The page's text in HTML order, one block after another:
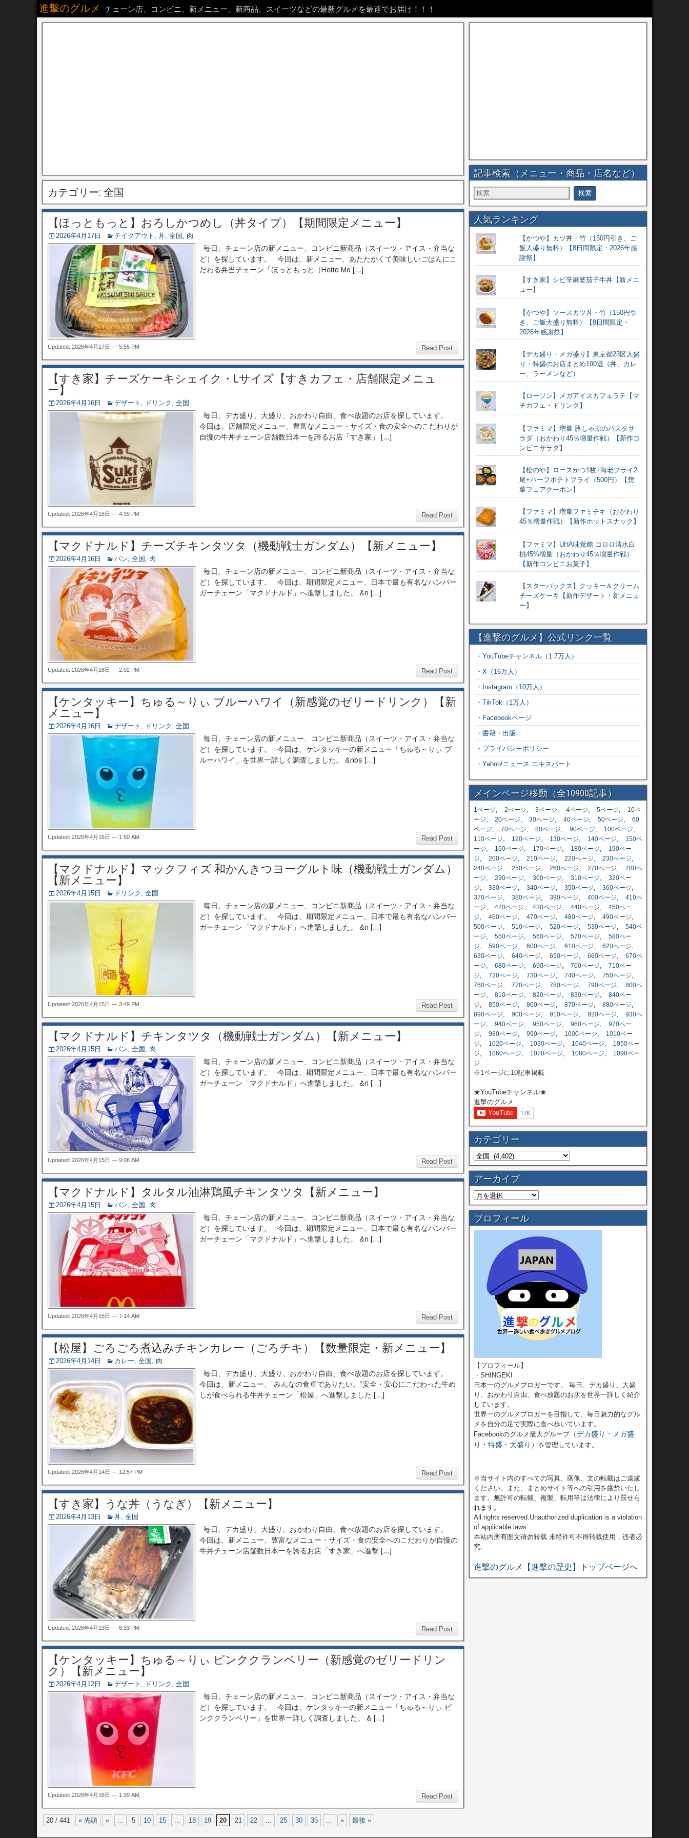
進撃のグルメ チェーン店、コンビニ、新メニュー、新商品、スイーツなどの最新グルメを最速でお届け！！！
カテゴリー: 全国
【ほっともっと】おろしかつめし（丼タイプ）【期間限定メニュー】
2026年4月17日 テイクアウト , 丼, 全国 , 肉
毎日、チェーン店の新メニュー、コンビニ新商品（スイーツ・アイス・弁当な
ど）を探しています。 今回は、新メニュー、あたたかくて美味しいごはんにこ
だわる弁当チェーン「ほっともっと（Hotto Mo […]
Read Post
Updated: 2026年4月17日 — 5:55 PM
【すき家】チーズケーキシェイク・Lサイズ【すきカフェ・店舗限定メニュ
ー】
2026年4月16日 デザート , ドリンク , 全国
毎日、デカ盛り、大盛り、おかわり自由、食べ放題のお店を探しています。
今回は、店舗限定メニュー、豊富なメニュー・サイズ・食の安全へのこだわりが
自慢の牛丼チェーン店舗数日本一を誇るお店「すき家」 […]
Read Post
Updated: 2026年4月16日 — 4:39 PM
【マクドナルド】チーズチキンタツタ（機動戦士ガンダム）【新メニュー】
2026年4月16日 パン, 全国 , 肉
毎日、チェーン店の新メニュー、コンビニ新商品（スイーツ・アイス・弁当な
ど）を探しています。 今回は、期間限定メニュー、日本で最も有名なハンバー
ガーチェーン「マクドナルド」へ進撃しました。 &n […]
Read Post
Updated: 2026年4月16日 — 2:02 PM
【ケンタッキー】ちゅる～りぃ ブルーハワイ（新感覚のゼリードリンク）【新
メニュー】
2026年4月16日 デザート , ドリンク , 全国
毎日、チェーン店の新メニュー、コンビニ新商品（スイーツ・アイス・弁当な
ど）を探しています。 今回は、ケンタッキーの新メニュー「ちゅる～りぃ ブ
ルーハワイ」を世界一詳しく調査しました。 &nbs […]
Read Post
Updated: 2026年4月16日 — 1:50 AM
【マクドナルド】マックフィズ 和かんきつヨーグルト味（機動戦士ガンダム）
【新メニュー】
2026年4月15日 ドリンク , 全国
毎日、チェーン店の新メニュー、コンビニ新商品（スイーツ・アイス・弁当な
ど）を探しています。 今回は、期間限定メニュー、日本で最も有名なハンバー
ガーチェーン「マクドナルド」へ進撃しました。 &n […]
Read Post
Updated: 2026年4月15日 — 3:49 PM
【マクドナルド】チキンタツタ（機動戦士ガンダム）【新メニュー】
2026年4月15日 パン, 全国 , 肉
毎日、チェーン店の新メニュー、コンビニ新商品（スイーツ・アイス・弁当な
ど）を探しています。 今回は、期間限定メニュー、日本で最も有名なハンバー
ガーチェーン「マクドナルド」へ進撃しました。 &n […]
Read Post
Updated: 2026年4月15日 — 9:08 AM
【マクドナルド】タルタル油淋鶏風チキンタツタ【新メニュー】
2026年4月15日 パン, 全国 , 肉
毎日、チェーン店の新メニュー、コンビニ新商品（スイーツ・アイス・弁当な
ど）を探しています。 今回は、期間限定メニュー、日本で最も有名なハンバー
ガーチェーン「マクドナルド」へ進撃しました。 &n […]
Read Post
Updated: 2026年4月15日 — 7:14 AM
【松屋】ごろごろ煮込みチキンカレー（ごろチキ）【数量限定・新メニュー】
2026年4月14日 カレー, 全国 , 肉
毎日、デカ盛り、大盛り、おかわり自由、食べ放題のお店を探しています。
今回は、新メニュー、”みんなの食卓でありたい。”安全・安心にこだわった牛め
しが食べられる牛丼チェーン「松屋」へ進撃しました […]
Read Post
Updated: 2026年4月14日 — 12:57 PM
【すき家】うな丼（うなぎ）【新メニュー】
2026年4月13日 丼, 全国
毎日、デカ盛り、大盛り、おかわり自由、食べ放題のお店を探しています。
今回は、新メニュー、豊富なメニュー・サイズ・食の安全へのこだわりが自慢の
牛丼チェーン店舗数日本一を誇るお店「すき家」へ進撃 […]
Read Post
Updated: 2026年4月13日 — 6:33 PM
【ケンタッキー】ちゅる～りぃ ピンククランベリー（新感覚のゼリードリン
ク）【新メニュー】
2026年4月12日 デザート , ドリンク , 全国
毎日、チェーン店の新メニュー、コンビニ新商品（スイーツ・アイス・弁当な
ど）を探しています。 今回は、ケンタッキーの新メニュー「ちゅる～りぃ ピ
ンククランベリー」を世界一詳しく調査しました。 & […]
Read Post
Updated: 2026年4月16日 — 1:39 AM
20 / 441 « 先頭 « ... 5 10 15 ... 18 19 20 21 22 ... 25 30 35 ... » 最後 »
記事検索（メニュー・商品・店名など）
人気ランキング
【かつや】カツ丼・竹（150円引き、ご
飯大盛り無料）【8日間限定・2026年感
謝祭】
【すき家】シビ辛麻婆茄子牛丼【新メニ
ュー】
【かつや】ソースカツ丼・竹（150円引
き、ご飯大盛り無料）【8日間限定・
2026年感謝祭】
【デカ盛り・メガ盛り】東京都23区大盛
り・特盛のお店まとめ100選（丼、カレ
ー、ラーメンなど）
【ローソン】メガアイスカフェラテ【マ
チカフェ・ドリンク】
【ファミマ】増量 豚しゃぶのパスタサ
ラダ（おかわり45％増量作戦）【新作コ
ンビニサラダ】
【松のや】ロースかつ1枚+海老フライ2
尾+ハーフポテトフライ（500円）【惣
菜フェアクーポン】
【ファミマ】増量ファミチキ（おかわり
45％増量作戦）【新作ホットスナック】
【ファミマ】UHA味覚糖 コロロ清水白
桃45%増量（おかわり45％増量作戦）
【新作コンビニお菓子】
【スターバックス】クッキー＆クリーム
チーズケーキ【新作デザート・新メニュ
ー】
【進撃のグルメ】公式リンク一覧
・ YouTubeチャンネル（1.7万人）
・ X（16万人）
・ Instagram（10万人）
・ TikTok（1万人）
・ Facebookページ
・ 書籍・出版
・ プライバシーポリシー
・ Yahoo!ニュース エキスパート
メインページ移動（全10900記事）
1ページ, 2ぺージ, 3ページ, 4ページ, 5ページ,
10ペ
ージ, 20ページ, 30ページ, 40ページ, 50ページ, 60
ページ, 70ページ, 80ページ, 90ページ, 100ページ,
110ページ, 120ページ, 130ページ, 140ページ,
150ペ
ージ, 160ページ, 170ページ, 180ページ,
190ペー
ジ, 200ページ, 210ページ, 220ページ, 230ページ,
240ページ, 250ページ, 260ページ, 270ページ, 280ペ
ージ, 290ページ, 300ページ, 310ページ, 320ペー
ジ, 330ページ, 340ページ, 350ページ, 360ページ,
370ページ, 380ページ, 390ページ, 400ページ, 410ペ
ージ, 420ページ, 430ページ, 440ページ, 450ペー
ジ, 460ページ, 470ページ, 480ページ, 490ページ,
500ページ, 510ページ, 520ページ, 530ページ, 540ペ
ージ, 550ページ, 560ページ, 570ページ, 580ペー
ジ, 590ページ, 600ページ, 610ページ, 620ページ,
630ページ, 640ページ, 650ページ, 660ページ, 670ペ
ージ, 680ページ, 690ページ, 700ページ, 710ペー
ジ, 720ページ, 730ページ, 740ページ, 750ページ,
760ページ, 770ページ, 780ページ, 790ページ, 800ペ
ージ, 810ページ, 820ページ, 830ページ, 840ペー
ジ, 850ページ, 860ページ, 870ページ, 880ページ,
890ページ, 900ページ, 910ページ, 920ページ, 930ペ
ージ, 940ページ, 950ページ, 960ページ, 970ペー
ジ, 980ページ, 990ページ, 1000ページ,
1010ペー
ジ, 1020ページ, 1030ページ, 1040ページ,
1050ペー
ジ, 1060ページ, 1070ページ, 1080ページ,
1090ペー
ジ
※1ページに10記事掲載
★YouTubeチャンネル★
進撃のグルメ
カテゴリー
アーカイブ
プロフィール
【プロフィール】
・SHINGEKI
日本一のグルメブロガーです。 毎日、デカ盛り、大盛
り、おかわり自由、食べ放題のお店を世界一詳しく紹介
しています。
世界一のグルメブロガーを目指して、毎日魅力的なグル
メを自分の足で実際に食べ歩いています。
Facebookのグルメ最大グループ（デカ盛り・メガ盛
り・特盛・大盛り） を管理しています。
※当サイト内のすべての写真、画像、文の転載はご遠慮
ください。また、まとめサイト等への引用を厳禁いたし
ます。無許可の転載、複製、転用等は法律により罰せら
れます。
All rights reserved.Unauthorized duplication is a violation
of applicable laws.
本站內所有图文请勿转载.未经许可不得转载使用，违者必
究.
進撃のグルメ【進撃の歴史】トップページへ